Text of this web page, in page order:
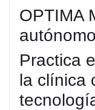
OPTIMA
Practica
la clínica